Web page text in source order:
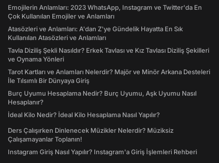
Emojilerin Anlamları: 2023 WhatsApp, Instagram ve Twitter'da En
Çok Kullanılan Emojiler ve Anlamları
Atasözleri ve Anlamları: A'dan Z'ye Gündelik Hayatta En Sık
Kullanılan Atasözleri ve Anlamları
Tavla Diziliş Şekli Nasıldır? Erkek Tavlası ve Kız Tavlası Diziliş Şekilleri
ve Oynama Yönleri
Tarot Kartları ve Anlamları Nelerdir? Majör ve Minör Arkana Desteleri
İle Tılsımlı Bir Dünyaya Giriş
Burç Uyumu Hesaplama Nedir? Burç Uyumu, Aşk Uyumu Nasıl
Hesaplanır?
İdeal Kilo Nedir? İdeal Kilo Hesaplama Nasıl Yapılır?
Ders Çalışırken Dinlenecek Müzikler Nelerdir? Müziksiz
Çalışamayanlar Toplanın!
Instagram Giriş Nasıl Yapılır? Instagram'a Giriş İşlemleri Rehberi